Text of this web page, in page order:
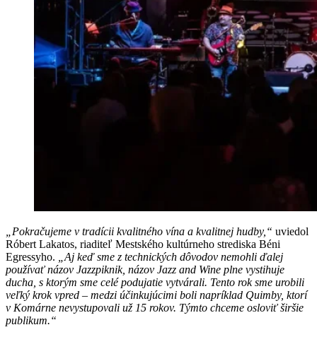
„Pokračujeme v tradícii kvalitného vína a kvalitnej hudby,“ uviedol
Róbert Lakatos, riaditeľ Mestského kultúrneho strediska Béni
Egressyho.
„Aj keď sme z technických dôvodov nemohli ďalej
používať názov Jazzpiknik, názov Jazz and Wine plne vystihuje
ducha, s ktorým sme celé podujatie vytvárali. Tento rok sme urobili
veľký krok vpred – medzi účinkujúcimi boli napríklad Quimby, ktorí
v Komárne nevystupovali už 15 rokov. Týmto chceme osloviť širšie
publikum.“